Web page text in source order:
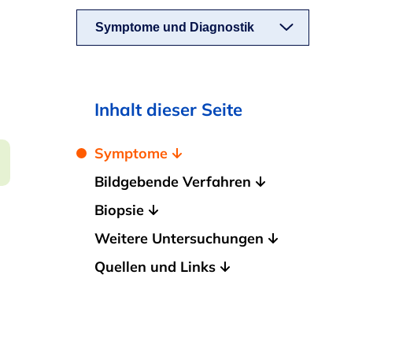
Symptome und Diagnostik
Inhalt dieser Seite
Symptome
Bildgebende Verfahren
Biopsie
Weitere Untersuchungen
Quellen und Links